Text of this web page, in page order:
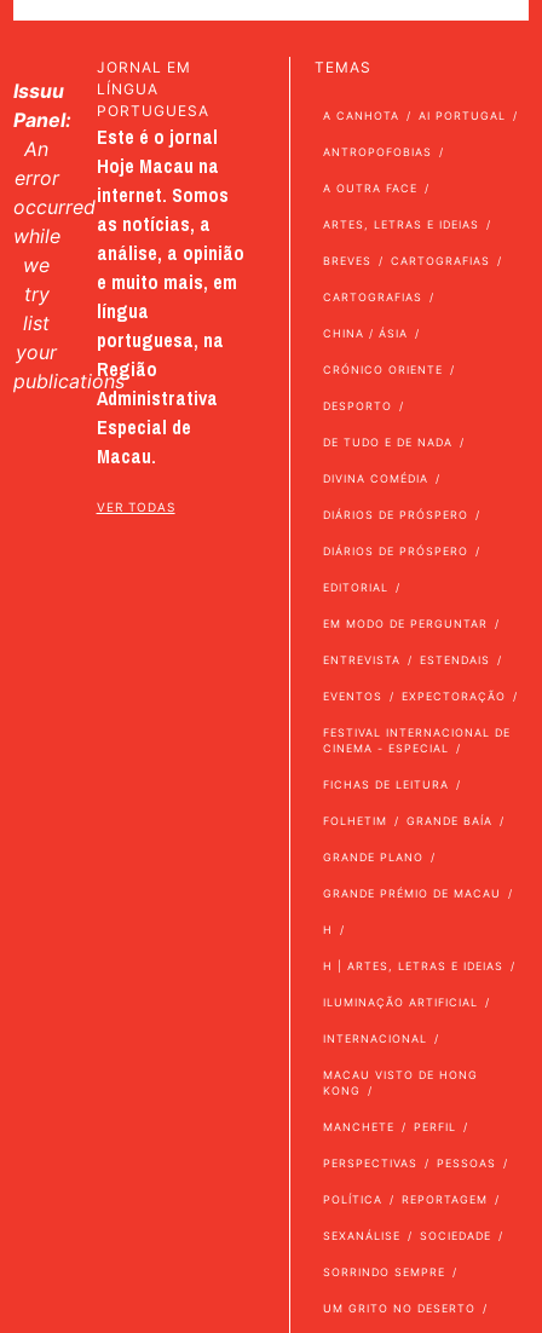
Issuu
Panel:
An
error
occurred
while
we
try
list
your
publications
JORNAL EM
LÍNGUA
PORTUGUESA
Este é o jornal
Hoje Macau na
internet. Somos
as notícias, a
análise, a opinião
e muito mais, em
língua
portuguesa, na
Região
Administrativa
Especial de
Macau.
VER TODAS
TEMAS
A CANHOTA AI PORTUGAL
ANTROPOFOBIAS
A OUTRA FACE
ARTES, LETRAS E IDEIAS
BREVES CARTOGRAFIAS
CARTOGRAFIAS
CHINA / ÁSIA
CRÓNICO ORIENTE
DESPORTO
DE TUDO E DE NADA
DIVINA COMÉDIA
DIÁRIOS DE PRÓSPERO
DIÁRIOS DE PRÓSPERO
EDITORIAL
EM MODO DE PERGUNTAR
ENTREVISTA ESTENDAIS
EVENTOS EXPECTORAÇÃO
FESTIVAL INTERNACIONAL DE
CINEMA - ESPECIAL
FICHAS DE LEITURA
FOLHETIM GRANDE BAÍA
GRANDE PLANO
GRANDE PRÉMIO DE MACAU
H
H | ARTES, LETRAS E IDEIAS
ILUMINAÇÃO ARTIFICIAL
INTERNACIONAL
MACAU VISTO DE HONG
KONG
MANCHETE PERFIL
PERSPECTIVAS PESSOAS
POLÍTICA REPORTAGEM
SEXANÁLISE SOCIEDADE
SORRINDO SEMPRE
UM GRITO NO DESERTO